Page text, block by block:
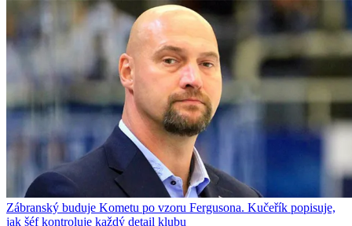
Zábranský buduje Kometu po vzoru Fergusona. Kučeřík popisuje,
jak šéf kontroluje každý detail klubu